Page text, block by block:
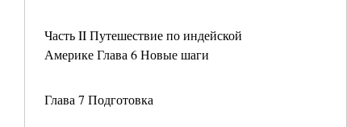
Часть II Путешествие по индейской
Америке Глава 6 Новые шаги
Глава 7 Подготовка